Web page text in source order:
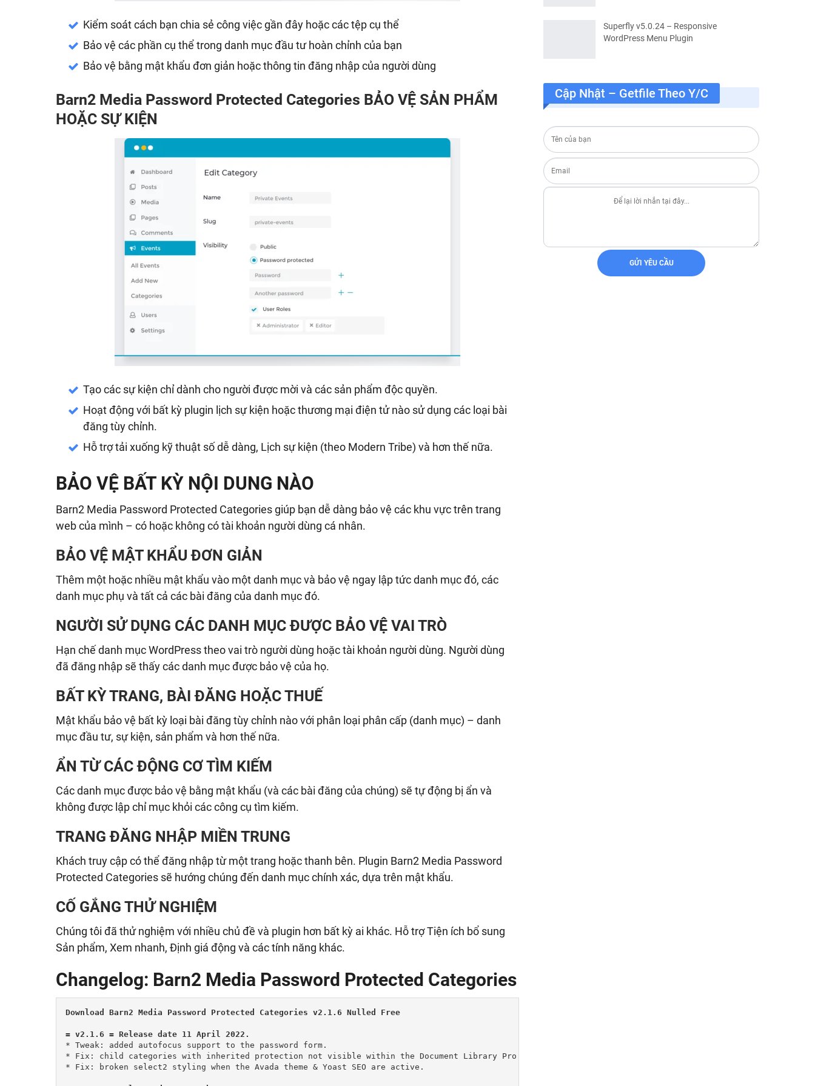
Kiểm soát cách bạn chia sẻ công việc gần đây hoặc các tệp cụ thể
Bảo vệ các phần cụ thể trong danh mục đầu tư hoàn chỉnh của bạn
Bảo vệ bằng mật khẩu đơn giản hoặc thông tin đăng nhập của người dùng
Barn2 Media Password Protected Categories BẢO VỆ SẢN PHẨM
HOẶC SỰ KIỆN
Tạo các sự kiện chỉ dành cho người được mời và các sản phẩm độc quyền.
Hoạt động với bất kỳ plugin lịch sự kiện hoặc thương mại điện tử nào sử dụng các loại bài
đăng tùy chỉnh.
Hỗ trợ tải xuống kỹ thuật số dễ dàng, Lịch sự kiện (theo Modern Tribe) và hơn thế nữa.
BẢO VỆ BẤT KỲ NỘI DUNG NÀO
Barn2 Media Password Protected Categories giúp bạn dễ dàng bảo vệ các khu vực trên trang
web của mình – có hoặc không có tài khoản người dùng cá nhân.
BẢO VỆ MẬT KHẨU ĐƠN GIẢN
Thêm một hoặc nhiều mật khẩu vào một danh mục và bảo vệ ngay lập tức danh mục đó, các
danh mục phụ và tất cả các bài đăng của danh mục đó.
NGƯỜI SỬ DỤNG CÁC DANH MỤC ĐƯỢC BẢO VỆ VAI TRÒ
Hạn chế danh mục WordPress theo vai trò người dùng hoặc tài khoản người dùng. Người dùng
đã đăng nhập sẽ thấy các danh mục được bảo vệ của họ.
BẤT KỲ TRANG, BÀI ĐĂNG HOẶC THUẾ
Mật khẩu bảo vệ bất kỳ loại bài đăng tùy chỉnh nào với phân loại phân cấp (danh mục) – danh
mục đầu tư, sự kiện, sản phẩm và hơn thế nữa.
ẨN TỪ CÁC ĐỘNG CƠ TÌM KIẾM
Các danh mục được bảo vệ bằng mật khẩu (và các bài đăng của chúng) sẽ tự động bị ẩn và
không được lập chỉ mục khỏi các công cụ tìm kiếm.
TRANG ĐĂNG NHẬP MIỀN TRUNG
Khách truy cập có thể đăng nhập từ một trang hoặc thanh bên. Plugin Barn2 Media Password
Protected Categories sẽ hướng chúng đến danh mục chính xác, dựa trên mật khẩu.
CỐ GẮNG THỬ NGHIỆM
Chúng tôi đã thử nghiệm với nhiều chủ đề và plugin hơn bất kỳ ai khác. Hỗ trợ Tiện ích bổ sung
Sản phẩm, Xem nhanh, Định giá động và các tính năng khác.
Changelog: Barn2 Media Password Protected Categories
Download Barn2 Media Password Protected Categories v2.1.6 Nulled Free
= v2.1.6 = Release date 11 April 2022.
* Tweak: added autofocus support to the password form.
* Fix: child categories with inherited protection not visible within the Document Library Pro filter.
* Fix: broken select2 styling when the Avada theme & Yoast SEO are active.
Superfly v5.0.24 – Responsive
WordPress Menu Plugin
Cập Nhật – Getfile Theo Y/c